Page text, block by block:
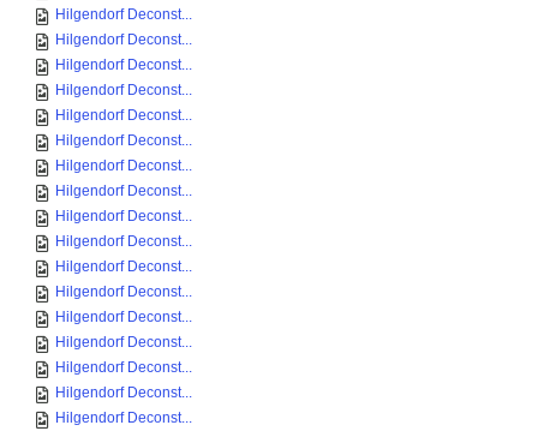
Hilgendorf Deconst...
Hilgendorf Deconst...
Hilgendorf Deconst...
Hilgendorf Deconst...
Hilgendorf Deconst...
Hilgendorf Deconst...
Hilgendorf Deconst...
Hilgendorf Deconst...
Hilgendorf Deconst...
Hilgendorf Deconst...
Hilgendorf Deconst...
Hilgendorf Deconst...
Hilgendorf Deconst...
Hilgendorf Deconst...
Hilgendorf Deconst...
Hilgendorf Deconst...
Hilgendorf Deconst...